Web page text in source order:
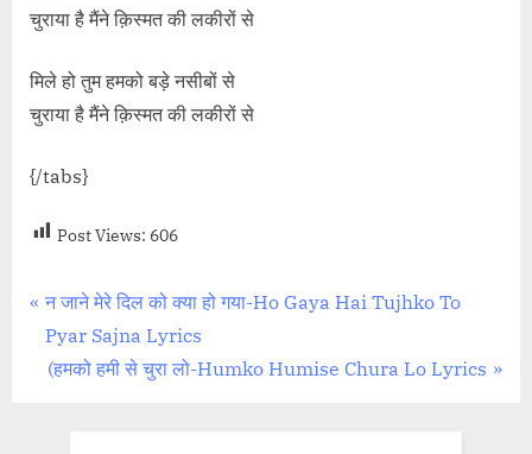
चुराया है मैंने क़िस्मत की लकीरों से
मिले हो तुम हमको बड़े नसीबों से
चुराया है मैंने क़िस्मत की लकीरों से
{/tabs}
Post Views: 606
Post
navigation
P
r
e
न जाने मेरे दिल को क्या हो गया-Ho Gaya Hai Tujhko To
Pyar Sajna Lyrics
N
(हमको हमी से चुरा लो-Humko Humise Chura Lo Lyrics